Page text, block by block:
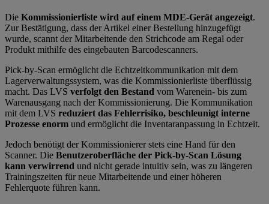
Die Kommissionierliste wird auf einem MDE-Gerät angezeigt.
Zur Bestätigung, dass der Artikel einer Bestellung hinzugefügt
wurde, scannt der Mitarbeitende den Strichcode am Regal oder
Produkt mithilfe des eingebauten Barcodescanners.
Pick-by-Scan ermöglicht die Echtzeitkommunikation mit dem
Lagerverwaltungssystem, was die Kommissionierliste überflüssig
macht. Das LVS verfolgt den Bestand vom Warenein- bis zum
Warenausgang nach der Kommissionierung. Die Kommunikation
mit dem LVS reduziert das Fehlerrisiko, beschleunigt interne
Prozesse enorm und ermöglicht die Inventaranpassung in Echtzeit.
Jedoch benötigt der Kommissionierer stets eine Hand für den
Scanner. Die Benutzeroberfläche der Pick-by-Scan Lösung
kann verwirrend und nicht gerade intuitiv sein, was zu längeren
Trainingszeiten für neue Mitarbeitende und einer höheren
Fehlerquote führen kann.